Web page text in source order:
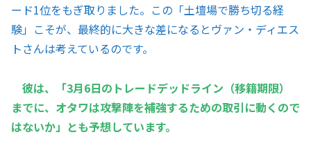
ード1位をもぎ取りました。この「土壇場で勝ち切る経
験」こそが、最終的に大きな差になるとヴァン・ディエス
トさんは考えているのです。
彼は、「3月6日のトレードデッドライン（移籍期限）
までに、オタワは攻撃陣を補強するための取引に動くので
はないか」とも予想しています。